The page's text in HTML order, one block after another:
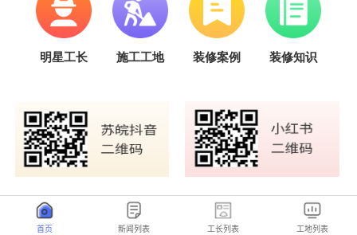
首页 新闻列表 工长列表 工地列表